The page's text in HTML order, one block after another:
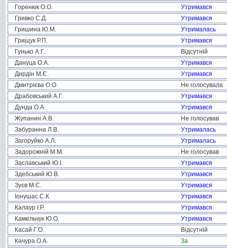
Горенюк О.О.
Утримався
Гривко С.Д.
Утримався
Гришина Ю.М.
Утрималась
Грищук Р.П.
Утримався
Гунько А.Г.
Відсутній
Дануца О.А.
Утримався
Дирдін М.Є.
Утримався
Дмитрієва О.О.
Не голосувала
Драбовський А.Г.
Утримався
Дунда О.А.
Утримався
Жупанин А.В.
Не голосував
Забуранна Л.В.
Утрималась
Загоруйко А.Л.
Утрималась
Задорожній М.М.
Не голосував
Заславський Ю.І.
Утримався
Здебський Ю.В.
Утримався
Зуєв М.С.
Утримався
Іонушас С.К.
Утримався
Калаур І.Р.
Утримався
Камельчук Ю.О.
Утримався
Касай Г.О.
Відсутній
Качура О.А.
За